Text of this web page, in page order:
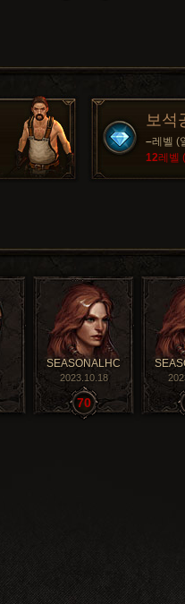
보석
–레벨 (
12레벨
SEASONALHC
2023.10.18
70